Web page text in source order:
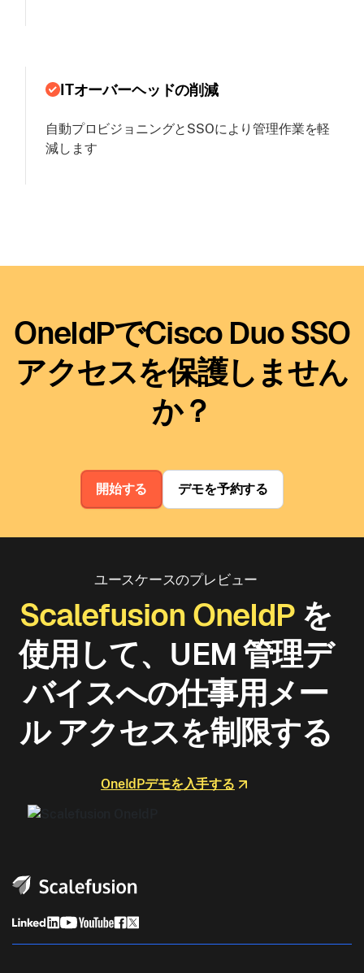
ITオーバーヘッドの削減
自動プロビジョニングとSSOにより管理作業を軽
減します
OneIdPでCisco Duo SSO
アクセスを保護しません
か？
開始する デモを予約する
ユースケースのプレビュー
Scalefusion OneIdPを
使用して、UEM 管理デ
バイスへの仕事用メー
ル アクセスを制限する
OneIdPデモを入手する